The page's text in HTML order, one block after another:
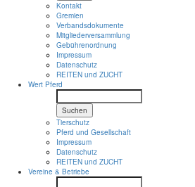
Kontakt
Gremien
Verbandsdokumente
Mitgliederversammlung
Gebührenordnung
Impressum
Datenschutz
REITEN und ZUCHT
Wert Pferd
Suchen
Tierschutz
Pferd und Gesellschaft
Impressum
Datenschutz
REITEN und ZUCHT
Vereine & Betriebe